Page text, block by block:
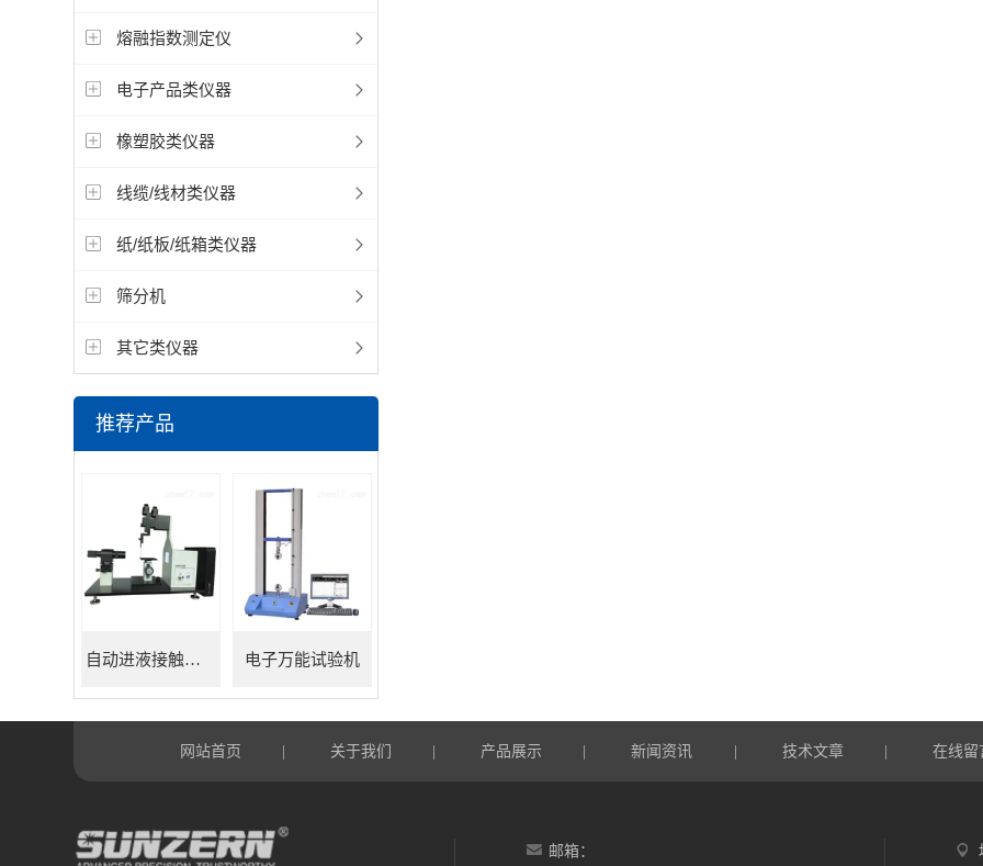
熔融指数测定仪
电子产品类仪器
橡塑胶类仪器
线缆/线材类仪器
纸/纸板/纸箱类仪器
筛分机
其它类仪器
推荐产品
自动进液接触角测量仪 电子万能试验机
网站首页 关于我们 产品展示 新闻资讯 技术文章 在线留
邮箱：